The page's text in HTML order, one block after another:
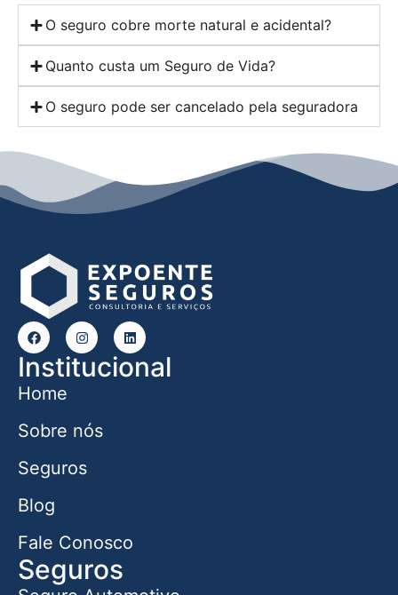
O seguro cobre morte natural e acidental?
Quanto custa um Seguro de Vida?
O seguro pode ser cancelado pela seguradora
Institucional
Home
Sobre nós
Seguros
Blog
Fale Conosco
Seguros